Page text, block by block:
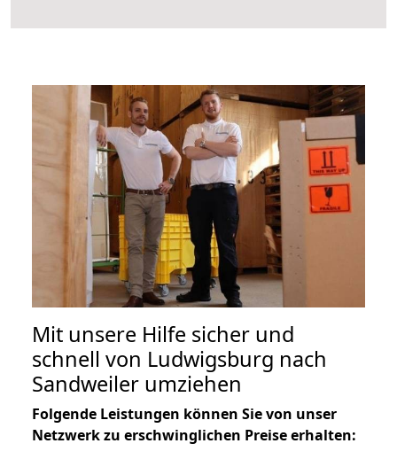
Mit unsere Hilfe sicher und
schnell von Ludwigsburg nach
Sandweiler umziehen
Folgende Leistungen können Sie von unser
Netzwerk zu erschwinglichen Preise erhalten: